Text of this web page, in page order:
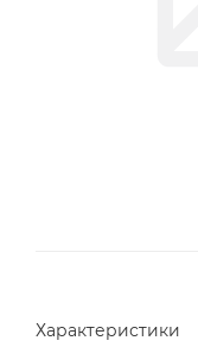
Характеристики